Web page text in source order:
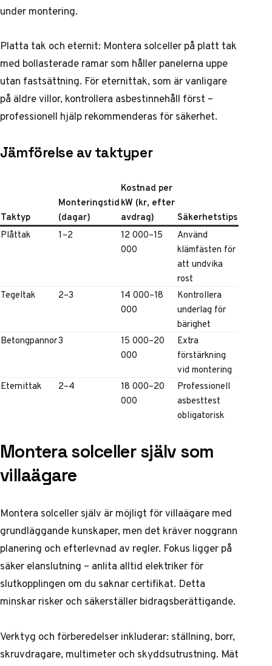
under montering.
Platta tak och eternit: Montera solceller på platt tak
med bollasterade ramar som håller panelerna uppe
utan fastsättning. För eternittak, som är vanligare
på äldre villor, kontrollera asbestinnehåll först –
professionell hjälp rekommenderas för säkerhet.
Jämförelse av taktyper
Taktyp
Monteringstid
(dagar)
Kostnad per
kW (kr, efter
avdrag)
Säkerhetstips
Plåttak
1–2
12 000–15
000
Använd
klämfästen för
att undvika
rost
Tegeltak
2–3
14 000–18
000
Kontrollera
underlag för
bärighet
Betongpannor3
15 000–20
000
Extra
förstärkning
vid montering
Eternittak
2–4
18 000–20
000
Professionell
asbesttest
obligatorisk
Montera solceller själv som
villaägare
Montera solceller själv är möjligt för villaägare med
grundläggande kunskaper, men det kräver noggrann
planering och efterlevnad av regler. Fokus ligger på
säker elanslutning – anlita alltid elektriker för
slutkopplingen om du saknar certifikat. Detta
minskar risker och säkerställer bidragsberättigande.
Verktyg och förberedelser inkluderar: ställning, borr,
skruvdragare, multimeter och skyddsutrustning. Mät